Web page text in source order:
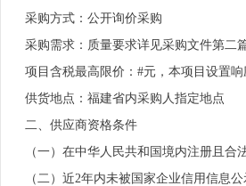
采购方式：公开询价采购
采购需求：质量要求详见采购文件第二
项目含税最高限价：#元，本项目设置
供货地点：福建省内采购人指定地点
二、供应商资格条件
（一）在中华人民共和国境内注册且合
（二）近2年内未被国家企业信用信息